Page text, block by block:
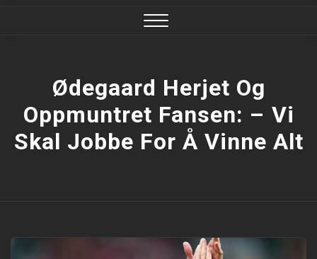
Ødegaard Herjet Og
Oppmuntret Fansen: –⁠ Vi
Skal Jobbe For Å Vinne Alt